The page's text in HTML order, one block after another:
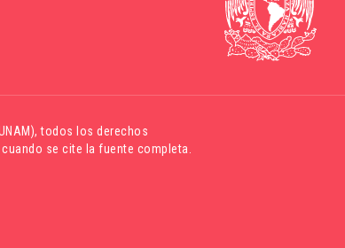
, todos los derechos
se cite la fuente completa.